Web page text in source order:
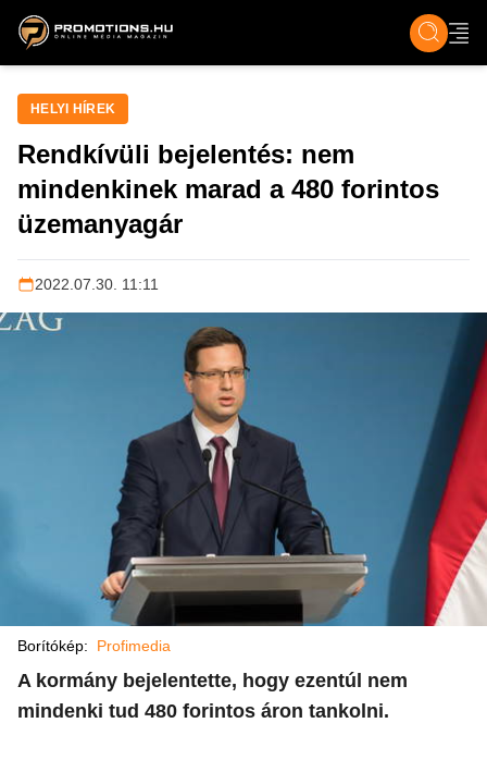
ZENE, FILM & KULT ÉLET TECH &
HELYI HÍREK
Rendkívüli bejelentés: nem
mindenkinek marad a 480 forintos
üzemanyagár
2022.07.30. 11:11
Borítókép: Profimedia
A kormány bejelentette, hogy ezentúl nem
mindenki tud 480 forintos áron tankolni.